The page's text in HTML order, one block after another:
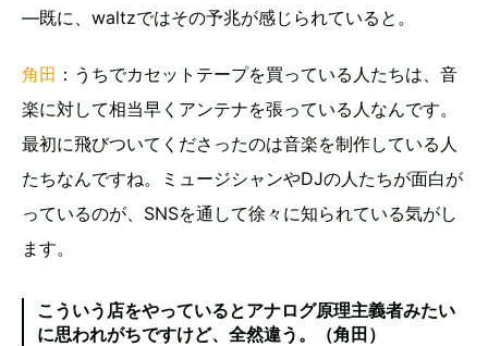
―既に、waltzではその予兆が感じられていると。
角田 ：うちでカセットテープを買っている人たちは、音
楽に対して相当早くアンテナを張っている人なんです。
最初に飛びついてくださったのは音楽を制作している人
たちなんですね。ミュージシャンやDJの人たちが面白が
っているのが、SNSを通して徐々に知られている気がし
ます。
こういう店をやっているとアナログ原理主義者みたい
に思われがちですけど、全然違う。（角田）